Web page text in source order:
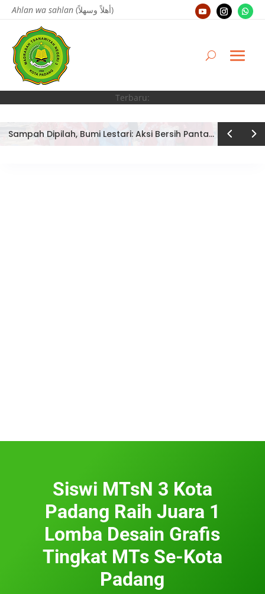
Ahlan wa sahlan (أهلاً وسهلاً)
Terbaru:
Sampah Dipilah, Bumi Lestari: Aksi Bersih Pantai Ujung Batu oleh Tim Bank Sampah MTsN 3 Kota Padang
Siswi MTsN 3 Kota
Padang Raih Juara 1
Lomba Desain Grafis
Tingkat MTs Se-Kota
Padang